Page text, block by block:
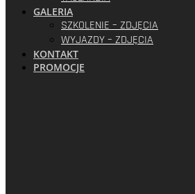
GALERIA
SZKOLENIE – ZDJĘCIA
WYJAZDY – ZDJĘCIA
KONTAKT
PROMOCJE